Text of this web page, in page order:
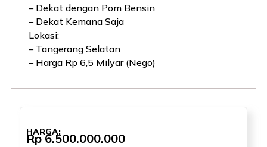
– Dekat dengan Pom Bensin
– Dekat Kemana Saja
Lokasi:
– Tangerang Selatan
– Harga Rp 6,5 Milyar (Nego)
HARGA:
Rp 6.500.000.000